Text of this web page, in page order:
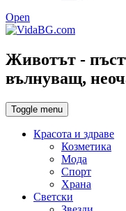
Open
Животът -
вълнуващ,
Toggle menu
Красота и здраве
Козметика
Мода
Спорт
Храна
Светски